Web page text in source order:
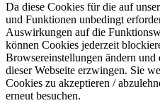
Da diese Cookies für die auf
und Funktionen unbedingt
Auswirkungen auf die
können Cookies jederzeit
Browsereinstellungen ändern
dieser Webseite erzwingen. Sie
Cookies zu akzeptieren /
erneut besuchen.